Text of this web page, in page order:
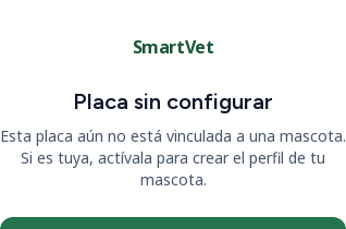
SmartVet
Placa sin configurar
Esta placa aún no está vinculada a una mascota.
Si es tuya, actívala para crear el perfil de tu
mascota.